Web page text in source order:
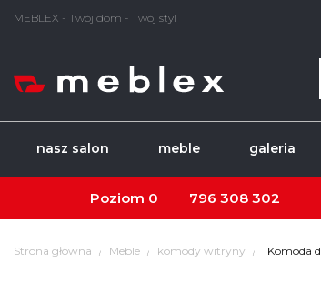
MEBLEX - Twój dom - Twój styl
nasz salon meble galeria
Poziom 0 796 308 302
Strona główna Meble komody witryny Komoda